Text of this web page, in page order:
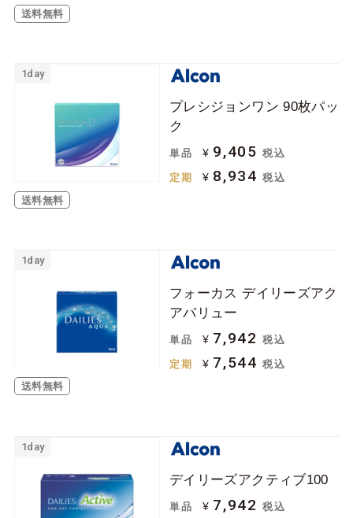
送料無料
1day
送料無料
プレシジョンワン 90枚パッ
ク
単品 ¥ 9,405 税込
定期 ¥ 8,934 税込
1day
送料無料
フォーカス デイリーズアク
アバリュー
単品 ¥ 7,942 税込
定期 ¥ 7,544 税込
1day
デイリーズアクティブ100
単品 ¥ 7,942 税込